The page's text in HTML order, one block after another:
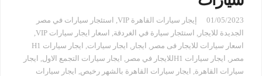
01/05/2023 إيجار سيارات القاهرة VIP , استئجار سيارات في مصر
الجديدة للايجار , استئجار سيارة في الغردقة, اسعار ايجار سيارات VIP
,
اسعار سيارات للايجار فى مصر , ايجار , ايجار سيارات,
ايجار سيارات H1
مصر , ايجار سيارات H1للايجار في مصر , ايجار سيارات التجمع الاول, ايجار
سيارات القاهرة, ايجار سيارات القاهرة بالشهر رخيص, ايجار سيارات